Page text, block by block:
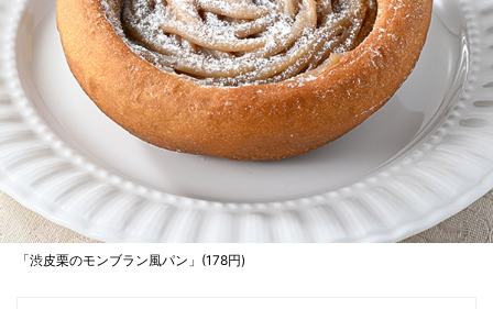
「渋皮栗のモンブラン風パン」(178円)